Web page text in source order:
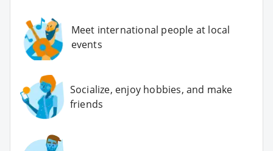
Meet international people at local
events
Socialize, enjoy hobbies, and make
friends